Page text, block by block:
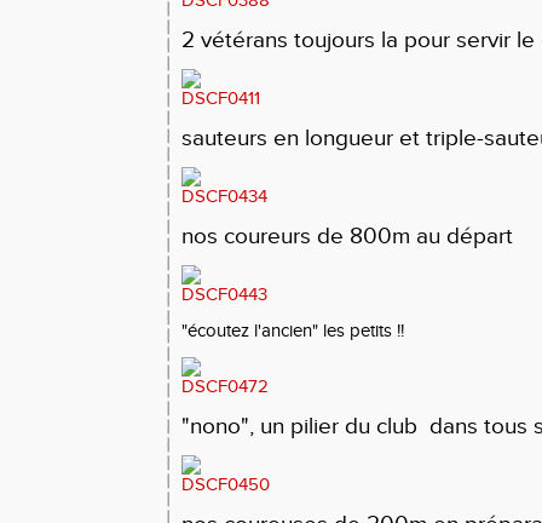
2 vétérans toujours la pour servir le
sauteurs en longueur et triple-
nos coureurs de 800m au départ
"écoutez l'ancien" les petits !!
"nono", un pilier du club dans tous